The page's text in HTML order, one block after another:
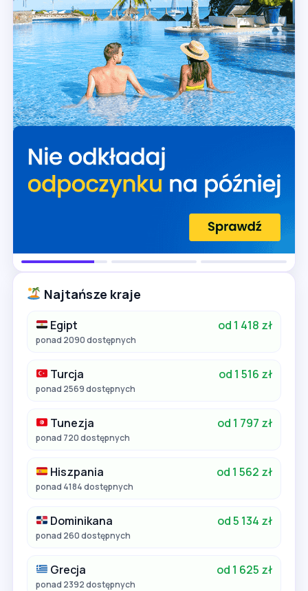
Najtańsze kraje
Egipt od 1 418 zł
ponad 2090 dostępnych
Turcja od 1 516 zł
ponad 2569 dostępnych
Tunezja od 1 797 zł
ponad 720 dostępnych
Hiszpania od 1 562 zł
ponad 4184 dostępnych
Dominikana od 5 134 zł
ponad 260 dostępnych
Grecja od 1 625 zł
ponad 2392 dostępnych